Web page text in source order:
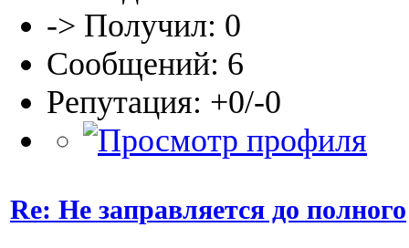
-> Получил: 0
Сообщений: 6
Репутация: +0/-0
Re: Не заправляется до полного